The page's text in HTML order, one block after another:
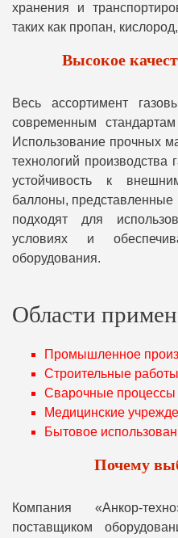
хранения и
таких как пропан,
Высокое
Весь ассортимент
современным
Использование прочных
технологий производства
устойчивость к
баллоны, представленные
подходят для
условиях и
оборудования.
Области
Промышленное
Строительные работы
Сварочные процессы
Медицинские
Бытовое
Почему
Компания «Анкор-
поставщиком